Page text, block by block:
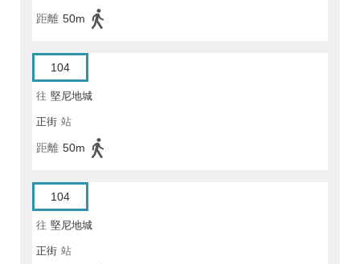
距離 50m
104
往 堅尼地城
正街 站
距離 50m
104
往 堅尼地城
正街 站